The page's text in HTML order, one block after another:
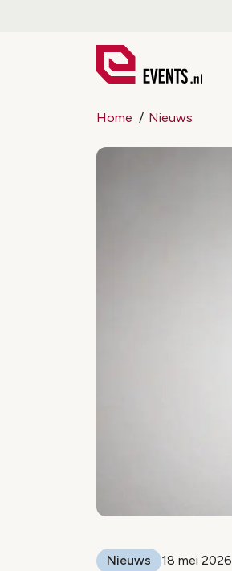
Home Nieuws
Nieuws 18 mei 2026